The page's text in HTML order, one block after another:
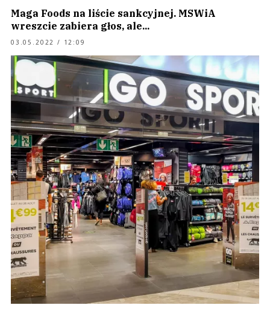
Maga Foods na liście sankcyjnej. MSWiA
wreszcie zabiera głos, ale...
03.05.2022 / 12:09